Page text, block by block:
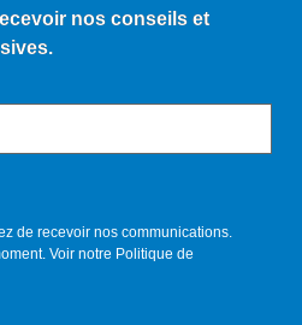
nos conseils et
de recevoir nos communications.
Voir notre Politique de